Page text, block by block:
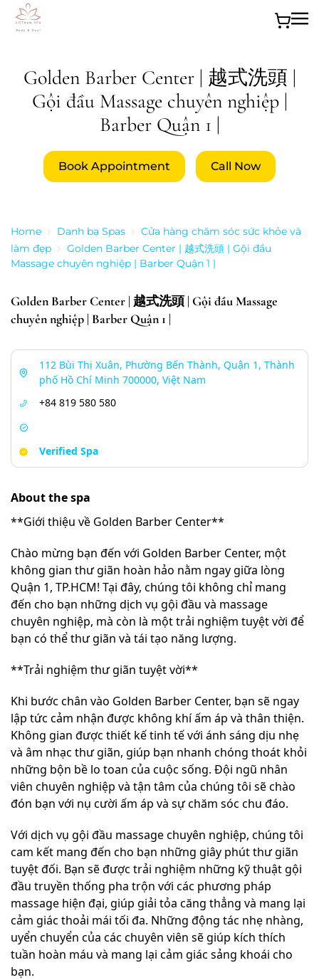
Golden Barber Center | 越式洗頭 |
Gội đầu Massage chuyên nghiệp |
Barber Quận 1 |
Book Appointment Call Now
Home Danh bạ Spas
Cửa hàng chăm sóc sức khỏe và
làm đẹp
Golden Barber Center | 越式洗頭 | Gội đầu
Massage chuyên nghiệp | Barber Quận 1 |
Golden Barber Center | 越式洗頭 | Gội đầu Massage
chuyên nghiệp | Barber Quận 1 |
112 Bùi Thị Xuân, Phường Bến Thành, Quận 1, Thành
phố Hồ Chí Minh 700000, Việt Nam
+84 819 580 580
Verified Spa
About the spa
**Giới thiệu về Golden Barber Center**
Chào mừng bạn đến với Golden Barber Center, một
không gian thư giãn hoàn hảo nằm ngay giữa lòng
Quận 1, TP.HCM! Tại đây, chúng tôi không chỉ mang
đến cho bạn những dịch vụ gội đầu và massage
chuyên nghiệp, mà còn là một trải nghiệm tuyệt vời để
bạn có thể thư giãn và tái tạo năng lượng.
**Trải nghiệm thư giãn tuyệt vời**
Khi bước chân vào Golden Barber Center, bạn sẽ ngay
lập tức cảm nhận được không khí ấm áp và thân thiện.
Không gian được thiết kế tinh tế với ánh sáng dịu nhẹ
và âm nhạc thư giãn, giúp bạn nhanh chóng thoát khỏi
những bộn bề lo toan của cuộc sống. Đội ngũ nhân
viên chuyên nghiệp và tận tâm của chúng tôi sẽ chào
đón bạn với nụ cười ấm áp và sự chăm sóc chu đáo.
Với dịch vụ gội đầu massage chuyên nghiệp, chúng tôi
cam kết mang đến cho bạn những giây phút thư giãn
tuyệt đối. Bạn sẽ được trải nghiệm những kỹ thuật gội
đầu truyền thống pha trộn với các phương pháp
massage hiện đại, giúp giải tỏa căng thẳng và mang lại
cảm giác thoải mái tối đa. Những động tác nhẹ nhàng,
uyển chuyển của các chuyên viên sẽ giúp kích thích
tuần hoàn máu và mang lại cảm giác sảng khoái cho
bạn.